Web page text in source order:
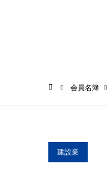
会員名簿
建設業